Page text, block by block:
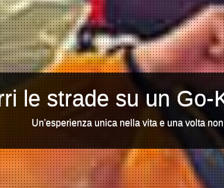
le strade su un Go-
Un'esperienza unica nella vita e una volta